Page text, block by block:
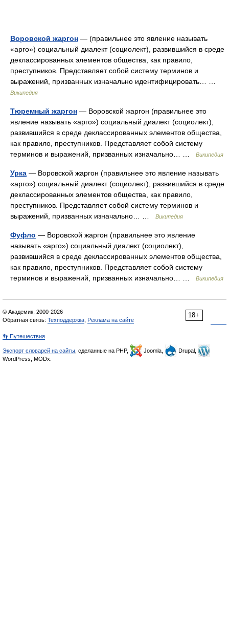
Воровской жаргон — (правильнее это явление называть
«арго») социальный диалект (социолект), развившийся в среде
деклассированных элементов общества, как правило,
преступников. Представляет собой систему терминов и
выражений, призванных изначально идентифицировать… …
Википедия
Тюремный жаргон — Воровской жаргон (правильнее это
явление называть «арго») социальный диалект (социолект),
развившийся в среде деклассированных элементов общества,
как правило, преступников. Представляет собой систему
терминов и выражений, призванных изначально… …
Википедия
Урка — Воровской жаргон (правильнее это явление называть
«арго») социальный диалект (социолект), развившийся в среде
деклассированных элементов общества, как правило,
преступников. Представляет собой систему терминов и
выражений, призванных изначально… …
Википедия
Фуфло — Воровской жаргон (правильнее это явление
называть «арго») социальный диалект (социолект),
развившийся в среде деклассированных элементов общества,
как правило, преступников. Представляет собой систему
терминов и выражений, призванных изначально… …
Википедия
18+
© Академик, 2000-2026
Обратная связь: Техподдержка Реклама на сайте
👣 Путешествия
Экспорт словарей на сайты , сделанные на PHP, Joomla,
Drupal,
WordPress, MODx.